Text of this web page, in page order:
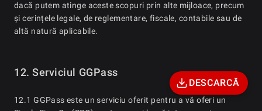
dacă putem atinge aceste scopuri prin alte mijloace, precum
și cerințele legale, de reglementare, fiscale, contabile sau de
altă natură aplicabile.
12. Serviciul GGPass
12.1 GGPass este un serviciu oferit pentru a vă oferi un
DESCARCĂ